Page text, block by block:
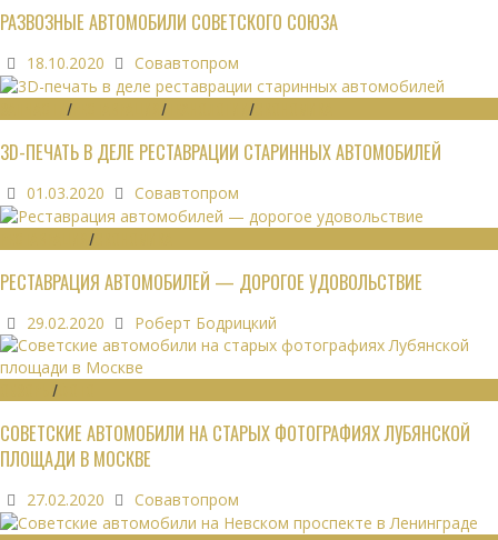
РАЗВОЗНЫЕ АВТОМОБИЛИ СОВЕТСКОГО СОЮЗА
18.10.2020 Совавтопром
/ / /
3D-ПЕЧАТЬ В ДЕЛЕ РЕСТАВРАЦИИ СТАРИННЫХ АВТОМОБИЛЕЙ
01.03.2020 Совавтопром
/
РЕСТАВРАЦИЯ АВТОМОБИЛЕЙ — ДОРОГОЕ УДОВОЛЬСТВИЕ
29.02.2020 Роберт Бодрицкий
/
СОВЕТСКИЕ АВТОМОБИЛИ НА СТАРЫХ ФОТОГРАФИЯХ ЛУБЯНСКОЙ
ПЛОЩАДИ В МОСКВЕ
27.02.2020 Совавтопром